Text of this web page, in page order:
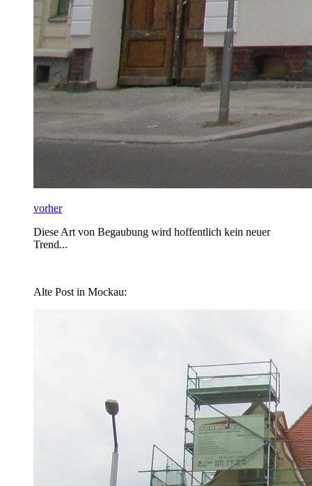
vorher
Diese Art von Begaubung wird hoffentlich kein neuer
Trend...
Alte Post in Mockau: